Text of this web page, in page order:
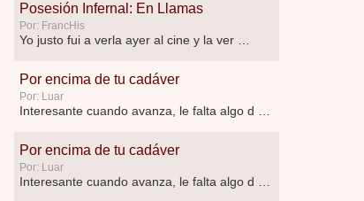
Posesión Infernal: En Llamas
Por: FrancHis
Yo justo fui a verla ayer al cine y la ver …
Por encima de tu cadáver
Por: Luar
Interesante cuando avanza, le falta algo d …
Por encima de tu cadáver
Por: Luar
Interesante cuando avanza, le falta algo d …